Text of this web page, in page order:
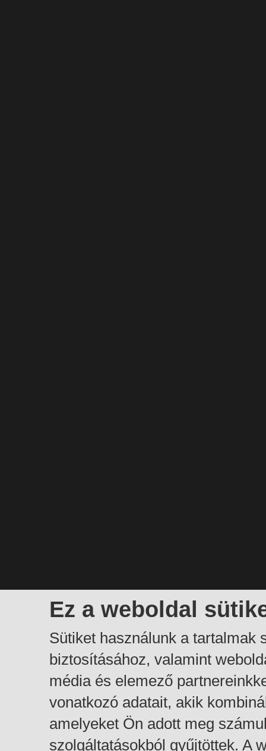
Ez a weboldal
Sütiket használunk a tartalmak
biztosításához, valamint
média és elemező
vonatkozó adatait, akik
amelyeket Ön adott meg
szolgáltatásokból gyűjtöttek. A